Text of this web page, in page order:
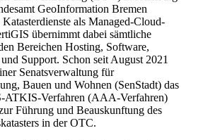
GeoInformation Bremen
als Managed-Cloud-
übernimmt dabei sämtliche
Bereichen Hosting, Software,
Support. Schon seit August 2021
Senatsverwaltung für
Bauen und Wohnen (SenStadt) das
Verfahren (AAA-Verfahren)
Führung und Beauskunftung des
in der OTC.